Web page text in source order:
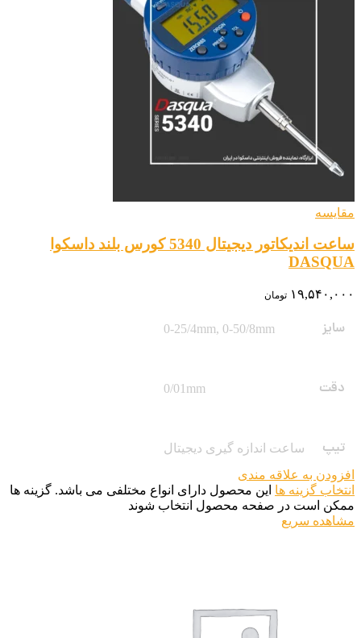
مقایسه
ساعت اندیکاتور دیجیتال 5340 کورس بلند داسکوا
DASQUA
۱۹,۵۴۰,۰۰۰ تومان
سایز 0-25/4mm, 0-50/8mm
دقت 0/01mm
تیپ
ساعت اندازه گیری دیجیتال
افزودن به علاقه مندی
انتخاب گزینه ها این محصول دارای انواع مختلفی می باشد. گزینه ها
ممکن است در صفحه محصول انتخاب شوند
مشاهده سریع